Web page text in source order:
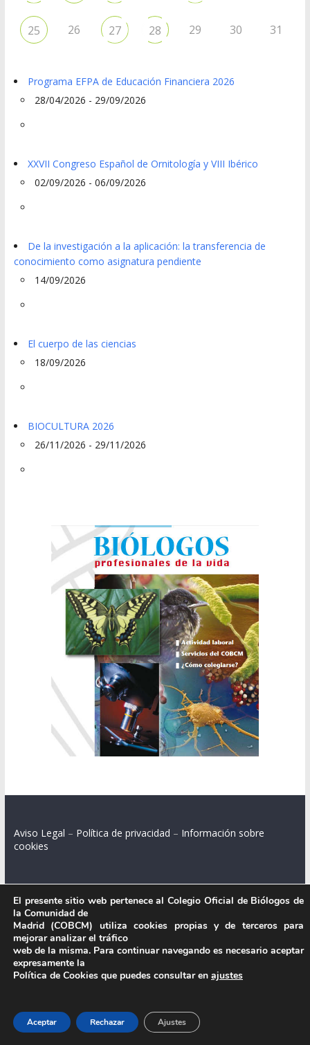
25 26 27 28 29 30 31
Programa EFPA de Educación Financiera 2026
28/04/2026 - 29/09/2026
XXVII Congreso Español de Ornitología y VIII Ibérico
02/09/2026 - 06/09/2026
De la investigación a la aplicación: la transferencia de
conocimiento como asignatura pendiente
14/09/2026
El cuerpo de las ciencias
18/09/2026
BIOCULTURA 2026
26/11/2026 - 29/11/2026
Aviso Legal – Política de privacidad – Información sobre
cookies
Colegio Oficial de Biólogos de la Comunidad de Madrid.
C/ Santa Engracia 108, 2º int.izq. 28003 Madrid.
El presente sitio web pertenece al Colegio Oficial de Biólogos de
la Comunidad de
Madrid (COBCM) utiliza cookies propias y de terceros para
mejorar analizar el tráfico
web de la misma. Para continuar navegando es necesario aceptar
expresamente la
Política de Cookies que puedes consultar en ajustes
Aceptar Rechazar Ajustes